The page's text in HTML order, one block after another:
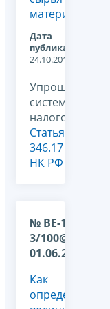
материалов.
Дата
публикации:
24.10.2011
Упрощенная
система
Статья
346.17
НК РФ
№ ВЕ-17-
3/100@ от
01.06.2009
Как
определяется